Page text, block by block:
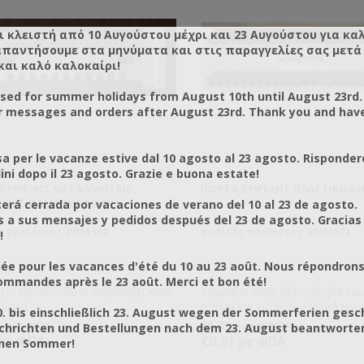
ΟΔΗΓΟΎΣ ΜΙΚΡΉ
PO51502
την είσοδο κι ασφαλίζει κατά
ΦΠΑ
ΦΠΑ
πάτων και κυψελών (αλλά
να τις κόψετε εάν έχετε πιο
εισόδους στις κυψέλες σας).
€0,73 χωρίς ΦΠΑ
κλειστή από 10 Αυγούστου μέχρι και 23 Αυγούστου για
στα μηνύματα και στις παραγγελίες σας μετά
καλό καλοκαίρι!
for summer holidays from August 10th until August
messages and orders after August 23rd. Thank you and
per le vacanze estive dal 10 agosto al 23 agosto.
dopo il 23 agosto. Grazie e buona estate!
cerrada por vacaciones de verano del 10 al 23 de agosto.
a sus mensajes y pedidos después del 23 de agosto.
pour les vacances d'été du 10 au 23 août. Nous
après le 23 août. Merci et bon été!
bis einschließlich 23. August wegen der Sommerferien
und Bestellungen nach dem 23. August
Sommer!